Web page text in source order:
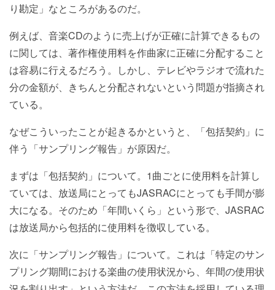
り勘定」なところがあるのだ。
例えば、音楽CDのように売上げが正確に計算できるもの
に関しては、著作権使用料を作曲家に正確に分配すること
は容易に行えるだろう。しかし、テレビやラジオで流れた
分の金額が、きちんと分配されないという問題が指摘され
ている。
なぜこういったことが起きるかというと、「包括契約」に
伴う「サンプリング報告」が原因だ。
まずは「包括契約」について。1曲ごとに使用料を計算し
ていては、放送局にとってもJASRACにとっても手間が膨
大になる。そのため「年間いくら」という形で、JASRAC
は放送局から包括的に使用料を徴収している。
次に「サンプリング報告」について。これは「特定のサン
プリング期間における楽曲の使用状況から、年間の使用状